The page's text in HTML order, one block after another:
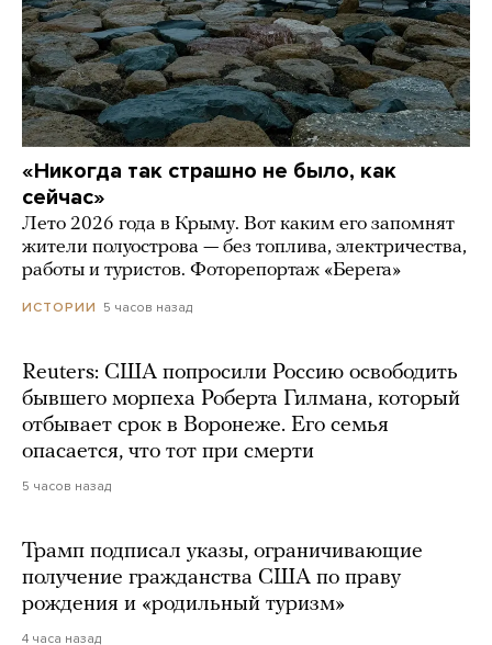
«Никогда так страшно не было, как
сейчас»
Лето 2026 года в Крыму. Вот каким его запомнят
жители полуострова — без топлива, электричества,
работы и туристов. Фоторепортаж «Берега»
ИСТОРИИ 5 часов назад
Reuters: США попросили Россию освободить
бывшего морпеха Роберта Гилмана, который
отбывает срок в Воронеже. Его семья
опасается, что тот при смерти
5 часов назад
Трамп подписал указы, ограничивающие
получение гражданства США по праву
рождения и «родильный туризм»
4 часа назад